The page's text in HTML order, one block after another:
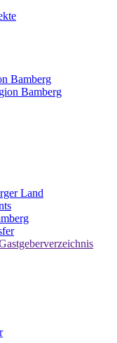
Bamberg
Bamberg
Land